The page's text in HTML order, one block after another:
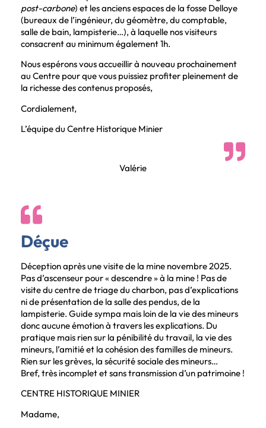
post-carbone) et les anciens espaces de la fosse Delloye
(bureaux de l’ingénieur, du géomètre, du comptable,
salle de bain, lampisterie…), à laquelle nos visiteurs
consacrent au minimum également 1h.
Nous espérons vous accueillir à nouveau prochainement
au Centre pour que vous puissiez profiter pleinement de
la richesse des contenus proposés,
Cordialement,
L’équipe du Centre Historique Minier
Valérie
Déçue
Déception après une visite de la mine novembre 2025.
Pas d’ascenseur pour « descendre » à la mine ! Pas de
visite du centre de triage du charbon, pas d’explications
ni de présentation de la salle des pendus, de la
lampisterie. Guide sympa mais loin de la vie des mineurs
donc aucune émotion à travers les explications. Du
pratique mais rien sur la pénibilité du travail, la vie des
mineurs, l’amitié et la cohésion des familles de mineurs.
Rien sur les grèves, la sécurité sociale des mineurs…
Bref, très incomplet et sans transmission d’un patrimoine !
CENTRE HISTORIQUE MINIER
Madame,